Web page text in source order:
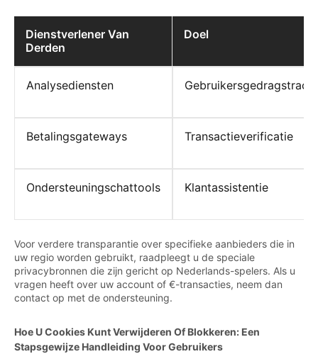
Dienstverlener Van
Derden
Doel
Analysediensten
Betalingsgateways Transactieverificatie
Ondersteuningschattools Klantassistentie
Voor verdere transparantie over specifieke aanbieders die in
uw regio worden gebruikt, raadpleegt u de speciale
privacybronnen die zijn gericht op Nederlands-spelers. Als u
vragen heeft over uw account of €-transacties, neem dan
contact op met de ondersteuning.
Hoe U Cookies Kunt Verwijderen Of Blokkeren: Een
Stapsgewijze Handleiding Voor Gebruikers